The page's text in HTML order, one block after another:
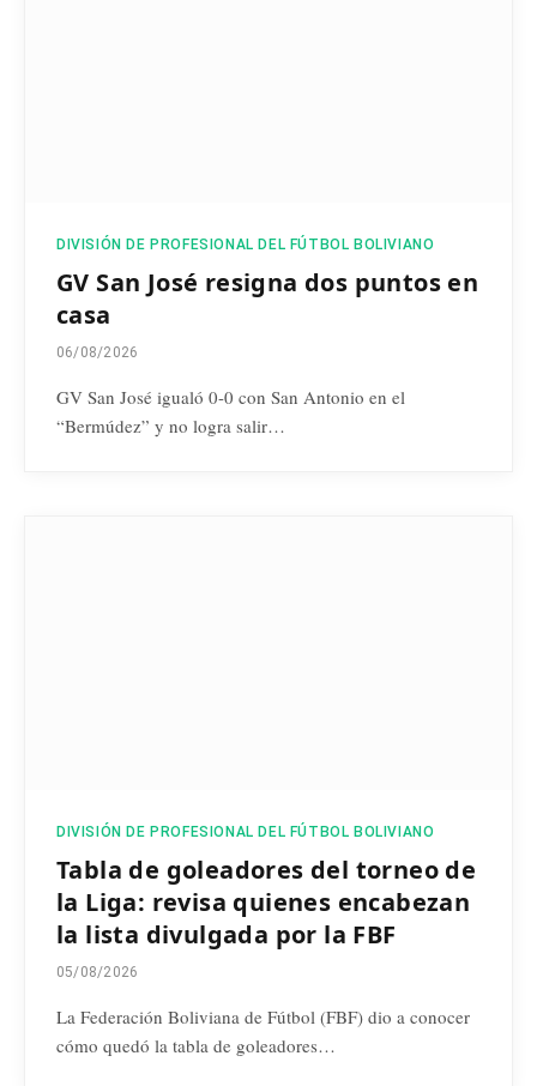
DIVISIÓN DE PROFESIONAL DEL FÚTBOL BOLIVIANO
GV San José resigna dos puntos en
casa
06/08/2026
GV San José igualó 0-0 con San Antonio en el
“Bermúdez” y no logra salir…
DIVISIÓN DE PROFESIONAL DEL FÚTBOL BOLIVIANO
Tabla de goleadores del torneo de
la Liga: revisa quienes encabezan
la lista divulgada por la FBF
05/08/2026
La Federación Boliviana de Fútbol (FBF) dio a conocer
cómo quedó la tabla de goleadores…